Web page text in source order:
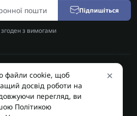
Підпишіться
згоден з вимогами
АКПП | Ремонт АКПП © 2026
AUTOSHIFT
×
файли cookie, щоб
досвід роботи на
перегляд, ви
Політикою